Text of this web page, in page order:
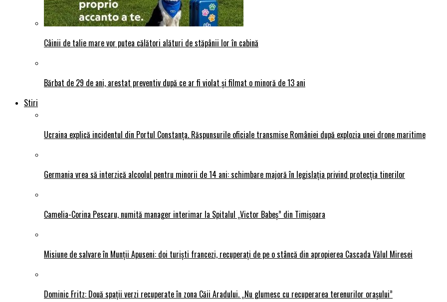
Câinii de talie mare vor putea călători alături de stăpânii lor în cabină
Bărbat de 29 de ani, arestat preventiv după ce ar fi violat și filmat o minoră de 13 ani
Stiri
Ucraina explică incidentul din Portul Constanța. Răspunsurile oficiale transmise României după explozia unei drone maritime
Germania vrea să interzică alcoolul pentru minorii de 14 ani: schimbare majoră în legislația privind protecția tinerilor
Camelia-Corina Pescaru, numită manager interimar la Spitalul „Victor Babeș” din Timișoara
Misiune de salvare în Munții Apuseni: doi turiști francezi, recuperați de pe o stâncă din apropierea Cascada Vălul Miresei
Dominic Fritz: Două spații verzi recuperate în zona Căii Aradului. „Nu glumesc cu recuperarea terenurilor orașului”